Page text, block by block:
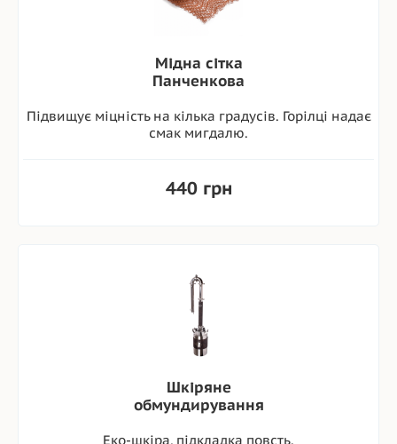
Мідна сітка
Панченкова
Підвищує міцність на кілька градусів. Горілці надає
смак мигдалю.
440 грн
Шкіряне
обмундирування
Еко-шкіра, підкладка повсть.